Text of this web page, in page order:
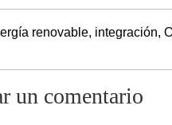
renovable, integración,
un comentario